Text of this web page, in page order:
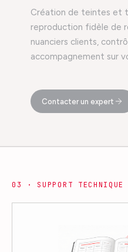
Création de teintes et
reproduction fidèle de
nuanciers clients,
accompagnement sur
Contacter un expert
0 3 · SUPPORT TECHNIQUE